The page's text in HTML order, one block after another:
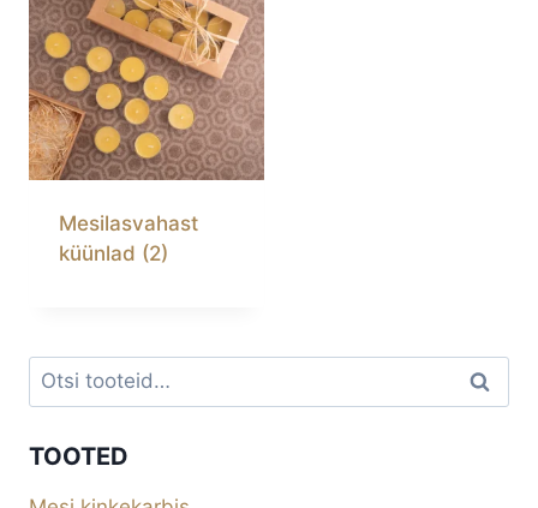
Mesilasvahast
küünlad (2)
Otsi: Otsi
TOOTED